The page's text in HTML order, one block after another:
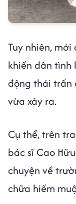
Tuy nhiên,
khiến dân tình
động thái trấn
vừa xảy ra.
Cụ thể, trên
bác sĩ Cao
chuyện về
chữa hiếm